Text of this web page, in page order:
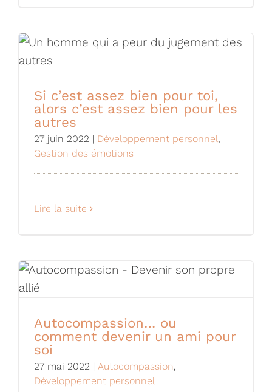
Si c’est assez bien pour toi,
alors c’est assez bien pour les
autres
27 juin 2022 | Développement personnel,
Gestion des émotions
Lire la suite
Autocompassion… ou
comment devenir un ami pour
soi
27 mai 2022 | Autocompassion,
Développement personnel